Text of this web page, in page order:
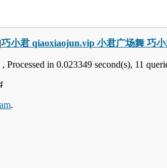
|巧小君 qiaoxiaojun.vip 小君广场舞 巧
, Processed in 0.023349 second(s), 11
.